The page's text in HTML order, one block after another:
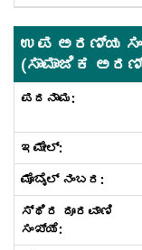
ಉಪ ಅರಣ್ಯ
(ಸಾಮಾಜಿಕ